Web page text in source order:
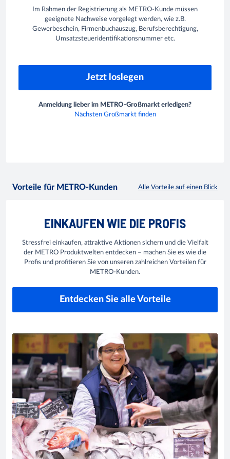
Im Rahmen der Registrierung als METRO-Kunde müssen
geeignete Nachweise vorgelegt werden, wie z.B.
Gewerbeschein, Firmenbuchauszug, Berufsberechtigung,
Umsatzsteueridentifikationsnummer etc.
Jetzt loslegen
Anmeldung lieber im METRO-Großmarkt erledigen?
Nächsten Großmarkt finden
Vorteile für METRO-Kunden Alle Vorteile auf einen Blick
EINKAUFEN WIE DIE PROFIS
Stressfrei einkaufen, attraktive Aktionen sichern und die Vielfalt
der METRO Produktwelten entdecken – machen Sie es wie die
Profis und profitieren Sie von unseren zahlreichen Vorteilen für
METRO-Kunden.
Entdecken Sie alle Vorteile